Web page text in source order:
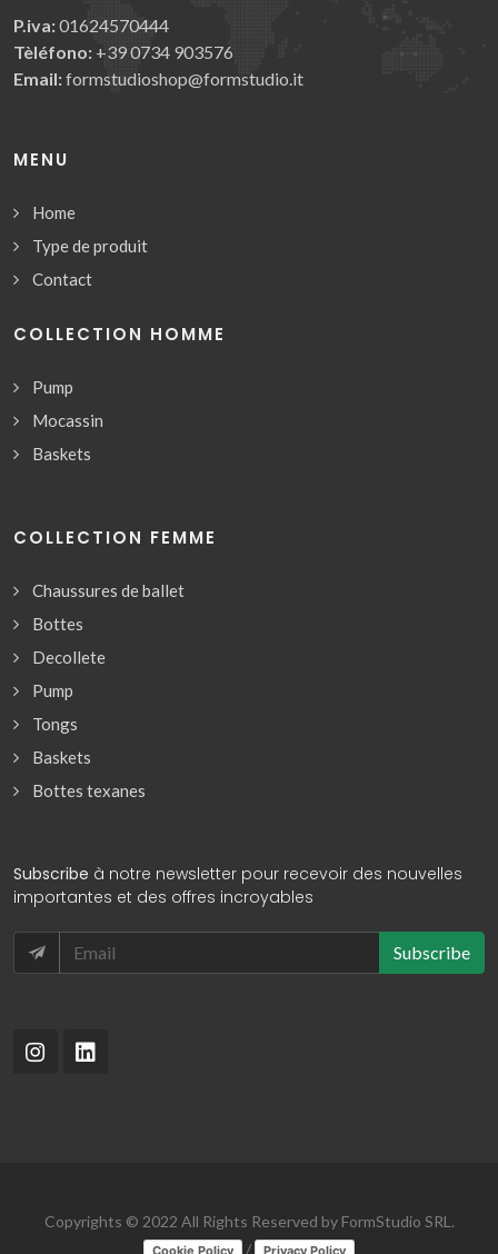
P.iva:01624570444
Tèléfono: +39 0734 903576
Email:formstudioshop@formstudio.it
MENU
Home
Type de produit
Contact
COLLECTION HOMME
Pump
Mocassin
Baskets
COLLECTION FEMME
Chaussures de ballet
Bottes
Decollete
Pump
Tongs
Baskets
Bottes texanes
Subscribe à notre newsletter pour recevoir des nouvelles
importantes et des offres incroyables
Subscribe
Copyrights © 2022 All Rights Reserved by FormStudio SRL.
Cookie Policy / Privacy Policy